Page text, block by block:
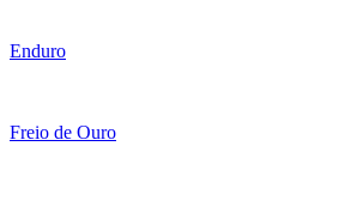
Enduro
Freio de Ouro